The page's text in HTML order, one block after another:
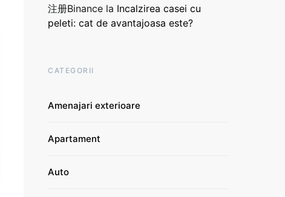
注册Binance la Incalzirea casei cu
peleti: cat de avantajoasa este?
CATEGORII
Amenajari exterioare
Apartament
Auto